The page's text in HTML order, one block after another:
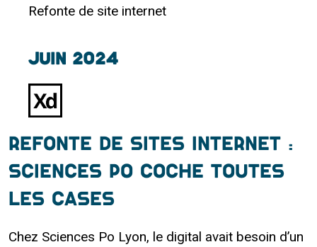
Refonte de site internet
Juin 2024
Refonte de sites internet :
Sciences Po coche toutes
les cases
Chez Sciences Po Lyon, le digital avait besoin d’un